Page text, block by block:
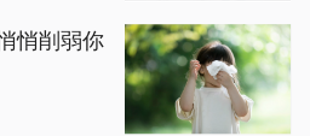
悄削弱你